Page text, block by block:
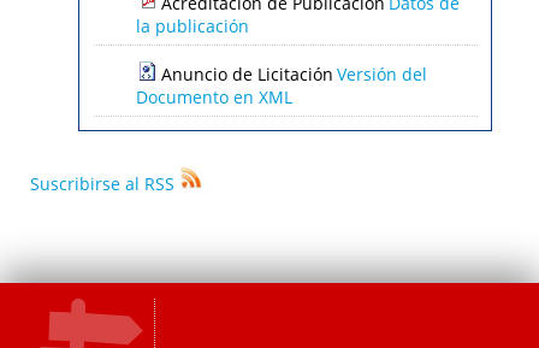
la publicación
Anuncio de Licitación Versión del
Documento en XML
Suscribirse al RSS